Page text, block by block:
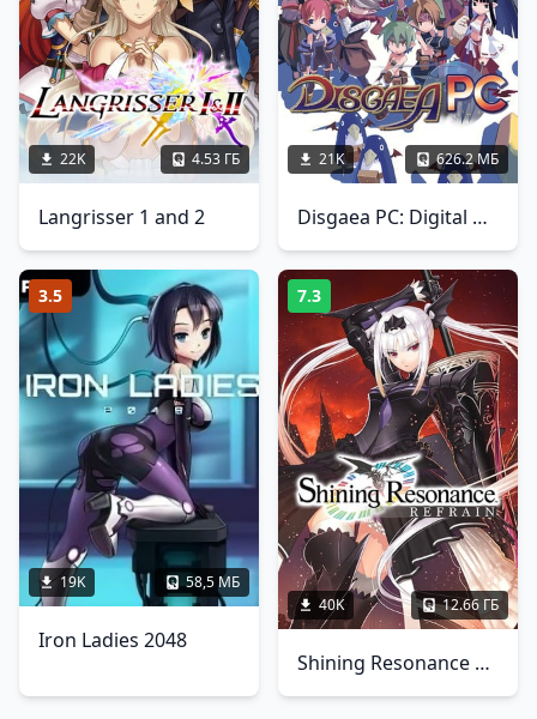
22K 4.53 ГБ
Langrisser 1 and 2
21K 626.2 МБ
Disgaea PC: Digital Dood Edition
3.5
19K 58,5 МБ
Iron Ladies 2048
7.3
40K 12.66 ГБ
Shining Resonance Refrain